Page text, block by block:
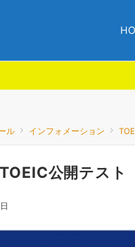
ル インフォメーション
公開テスト